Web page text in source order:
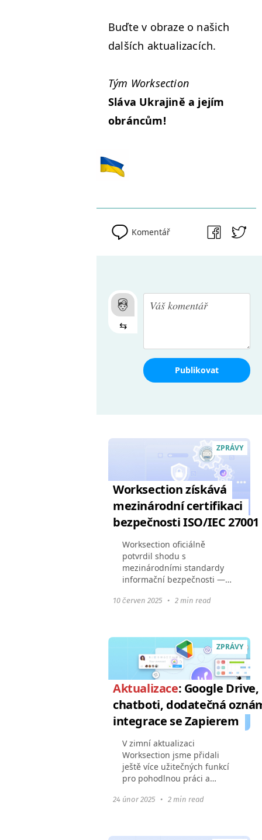
Buďte v obraze o našich
dalších aktualizacích.
Tým Work­sec­tion
Slá­va Ukra­jině a jejím
obráncům!
Komentář
⇆
Publikovat
ZPRÁVY
Worksection získává
mezinárodní certifikaci
bezpečnosti ISO/IEC 27001
Worksection oficiálně
potvrdil shodu s
mezinárodními standardy
informační bezpečnosti —
27001:2022 certifikát. To
globální požadavky...
10 červen 2025 • 2 min read
ZPRÁVY
Aktualizace: Google
chatboti, dodatečná
integrace se Zapierem
V zimní aktualizaci
Worksection jsme přidali
ještě více užitečných funkcí
pro pohodlnou práci a
s Google DriveZobrazení
24 únor 2025 • 2 min read